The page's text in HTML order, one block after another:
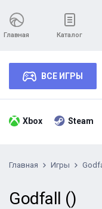
Главная Каталог
ВСЕ ИГРЫ
Xbox Steam
Главная Игры
Godfall ()